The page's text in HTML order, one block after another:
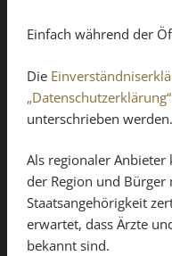
Einfach während der
Die
„Datenschutzerklärung“
unterschrieben werden.
Als regionaler
der Region und Bürger
Staatsangehörigkeit
erwartet, dass Ärzte
bekannt sind.